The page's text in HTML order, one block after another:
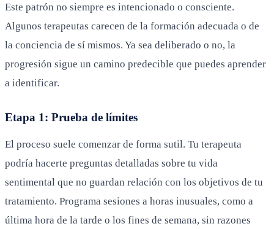
Este patrón no siempre es intencionado o consciente.
Algunos terapeutas carecen de la formación adecuada o de
la conciencia de sí mismos. Ya sea deliberado o no, la
progresión sigue un camino predecible que puedes aprender
a identificar.
Etapa 1: Prueba de límites
El proceso suele comenzar de forma sutil. Tu terapeuta
podría hacerte preguntas detalladas sobre tu vida
sentimental que no guardan relación con los objetivos de tu
tratamiento. Programa sesiones a horas inusuales, como a
última hora de la tarde o los fines de semana, sin razones